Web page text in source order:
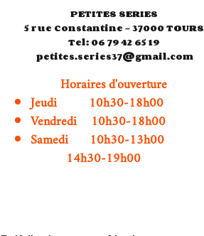
PETITES SERIES
5 rue Constantine - 37000 TOURS
Tel: 06 79 42 65 19
petites.series37@gmail.com
Horaires d'ouverture
Jeudi 10h30-18h00
Vendredi 10h30-18h00
Samedi 10h30-13h00
14h30-19h00